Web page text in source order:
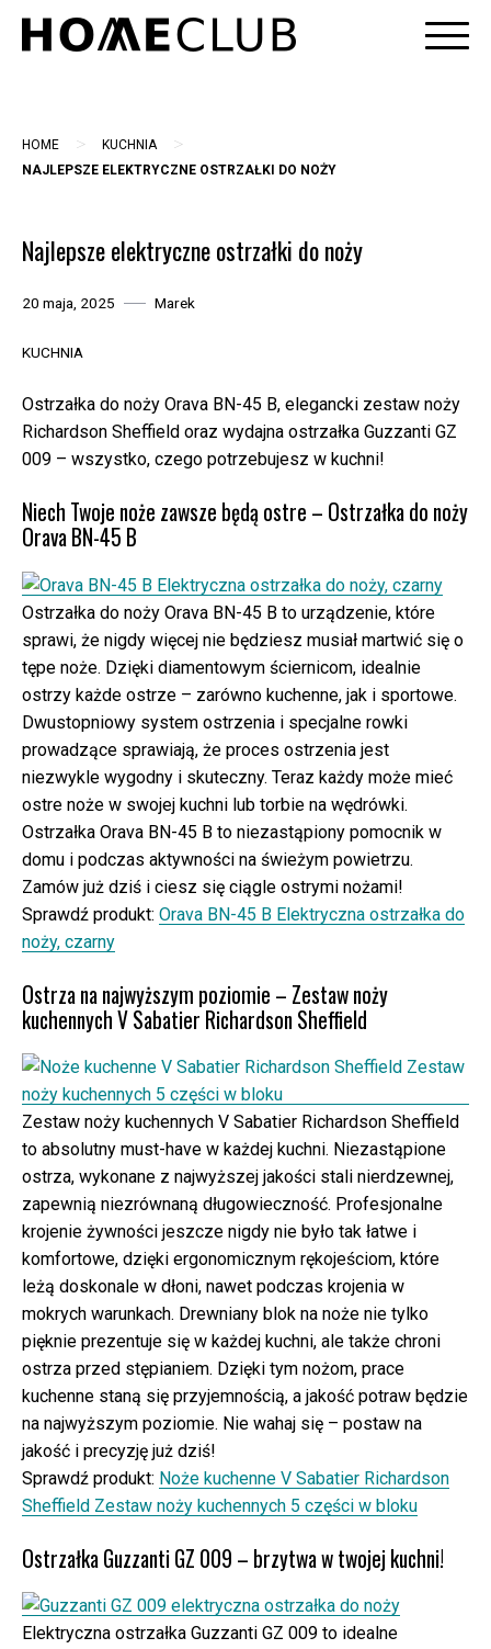
Skip
HOME > KUCHNIA >
NAJLEPSZE ELEKTRYCZNE OSTRZAŁKI DO NOŻY
Najlepsze elektryczne ostrzałki do noży
20 maja, 2025 Marek
KUCHNIA
Ostrzałka do noży Orava BN-45 B, elegancki zestaw noży
Richardson Sheffield oraz wydajna ostrzałka Guzzanti GZ
009 – wszystko, czego potrzebujesz w kuchni!
Niech Twoje noże zawsze będą ostre – Ostrzałka do noży
Orava BN-45 B
Ostrzałka do noży Orava BN-45 B to urządzenie, które
sprawi, że nigdy więcej nie będziesz musiał martwić się o
tępe noże. Dzięki diamentowym ściernicom, idealnie
ostrzy każde ostrze – zarówno kuchenne, jak i sportowe.
Dwustopniowy system ostrzenia i specjalne rowki
prowadzące sprawiają, że proces ostrzenia jest
niezwykle wygodny i skuteczny. Teraz każdy może mieć
ostre noże w swojej kuchni lub torbie na wędrówki.
Ostrzałka Orava BN-45 B to niezastąpiony pomocnik w
domu i podczas aktywności na świeżym powietrzu.
Zamów już dziś i ciesz się ciągle ostrymi nożami!
Sprawdź produkt: Orava BN-45 B Elektryczna ostrzałka do
noży, czarny
Ostrza na najwyższym poziomie – Zestaw noży
kuchennych V Sabatier Richardson Sheffield
Zestaw noży kuchennych V Sabatier Richardson Sheffield
to absolutny must-have w każdej kuchni. Niezastąpione
ostrza, wykonane z najwyższej jakości stali nierdzewnej,
zapewnią niezrównaną długowieczność. Profesjonalne
krojenie żywności jeszcze nigdy nie było tak łatwe i
komfortowe, dzięki ergonomicznym rękojeściom, które
leżą doskonale w dłoni, nawet podczas krojenia w
mokrych warunkach. Drewniany blok na noże nie tylko
pięknie prezentuje się w każdej kuchni, ale także chroni
ostrza przed stępianiem. Dzięki tym nożom, prace
kuchenne staną się przyjemnością, a jakość potraw będzie
na najwyższym poziomie. Nie wahaj się – postaw na
jakość i precyzję już dziś!
Sprawdź produkt: Noże kuchenne V Sabatier Richardson
Sheffield Zestaw noży kuchennych 5 części w bloku
Ostrzałka Guzzanti GZ 009 – brzytwa w twojej kuchni!
Elektryczna ostrzałka Guzzanti GZ 009 to idealne